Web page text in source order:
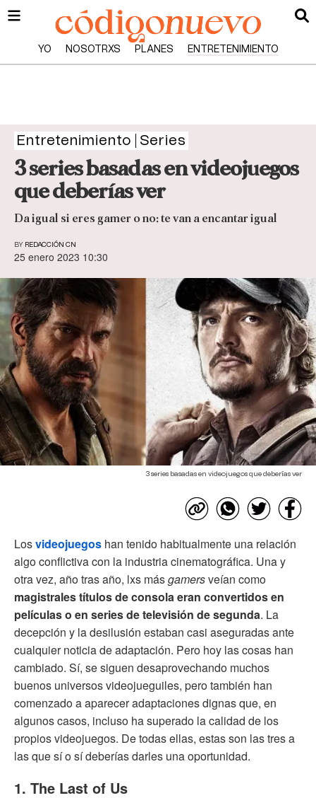
YO NOSOTRXS PLANES ENTRETENIMIENTO
Entretenimiento Series
3 series basadas en videojuegos
que deberías ver
Da igual si eres gamer o no: te van a encantar igual
BY REDACCIÓN CN
25 enero 2023 10:30
3 series basadas en videojuegos que deberías ver
Losvideojuegos han tenido habitualmente una relación
algo conflictiva con la industria cinematográfica. Una y
otra vez, año tras año, lxs másgamersveían como
magistrales títulos de consola eran convertidos en
películas o en series de televisión de segunda. La
decepción y la desilusión estaban casi aseguradas ante
cualquier noticia de adaptación. Pero hoy las cosas han
cambiado. Sí, se siguen desaprovechando muchos
buenos universos videojueguiles, pero también han
comenzado a aparecer adaptaciones dignas que, en
algunos casos, incluso ha superado la calidad de los
propios videojuegos. De todas ellas, estas son las tres a
las que sí o sí deberías darles una oportunidad.
1. The Last of Us